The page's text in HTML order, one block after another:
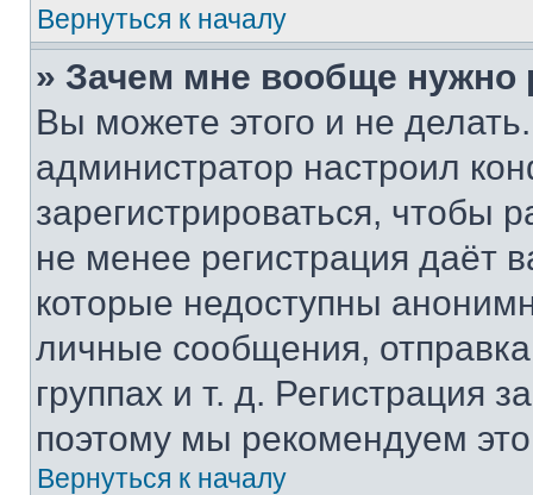
Вернуться к началу
» Зачем мне вообще нужно
Вы можете этого и не
администратор настроил
зарегистрироваться, чтобы
не менее регистрация даёт
которые недоступны
личные сообщения,
группах и т. д. Регистрация
поэтому мы рекомендуем
Вернуться к началу